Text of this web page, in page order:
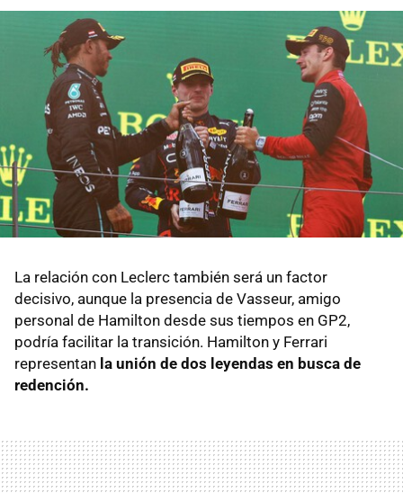
La relación con Leclerc también será un factor
decisivo, aunque la presencia de Vasseur, amigo
personal de Hamilton desde sus tiempos en GP2,
podría facilitar la transición. Hamilton y Ferrari
representan la unión de dos leyendas en busca de
redención.